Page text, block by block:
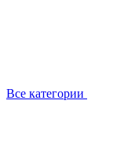
Все категории